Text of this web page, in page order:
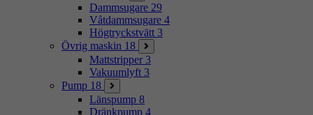
Dammsugare 29
Våtdammsugare 4
Högtryckstvätt 3
Övrig maskin 18
Mattstripper 3
Vakuumlyft 3
Pump 18
Länspump 8
Dränkpump 4